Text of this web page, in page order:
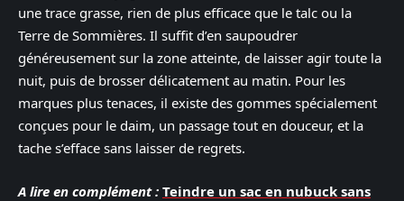
une trace grasse, rien de plus efficace que le talc ou la
Terre de Sommières. Il suffit d’en saupoudrer
généreusement sur la zone atteinte, de laisser agir toute la
nuit, puis de brosser délicatement au matin. Pour les
marques plus tenaces, il existe des gommes spécialement
conçues pour le daim, un passage tout en douceur, et la
tache s’efface sans laisser de regrets.
A lire en complément : Teindre un sac en nubuck sans